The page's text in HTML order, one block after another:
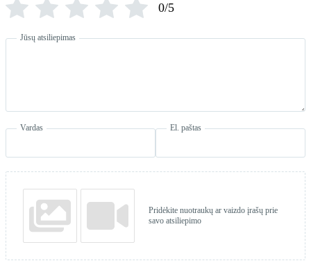
0/5
Jūsų atsiliepimas
Vardas El. paštas
Pridėkite nuotraukų ar vaizdo įrašų prie
savo atsiliepimo